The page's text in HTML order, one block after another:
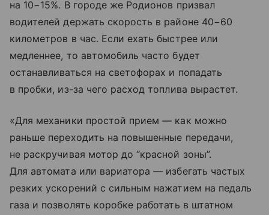
на 10−15%. В городе же Родионов призвал
водителей держать скорость в районе 40−60
километров в час. Если ехать быстрее или
медленнее, то автомобиль часто будет
останавливаться на светофорах и попадать
в пробки, из-за чего расход топлива вырастет.
«Для механики простой прием — как можно
раньше переходить на повышенные передачи,
не раскручивая мотор до “красной зоны”.
Для автомата или вариатора — избегать частых
резких ускорений с сильным нажатием на педаль
газа и позволять коробке работать в штатном